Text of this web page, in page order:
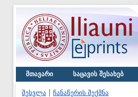
მთავარი საცავის შესახებ
შესვლა ჩანაწერის შექმნა